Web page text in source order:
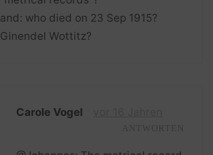
and: who died on 23 Sep 1915?
Ginendel Wottitz?
Carole Vogel